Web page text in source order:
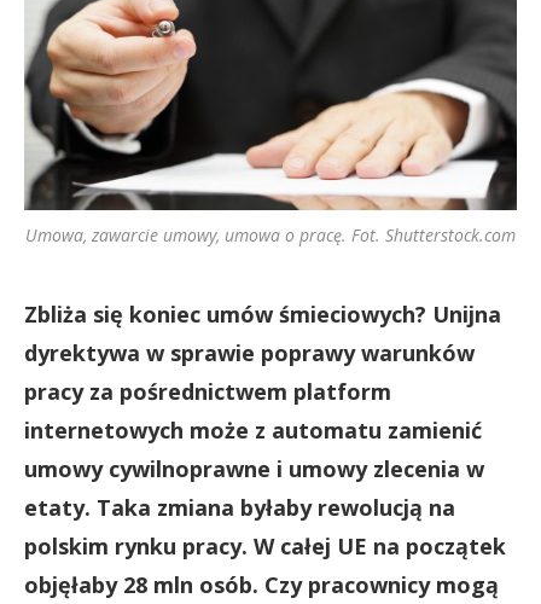
Umowa, zawarcie umowy, umowa o pracę. Fot. Shutterstock.com
Zbliża się koniec umów śmieciowych? Unijna
dyrektywa w sprawie poprawy warunków
pracy za pośrednictwem platform
internetowych może z automatu zamienić
umowy cywilnoprawne i umowy zlecenia w
etaty. Taka zmiana byłaby rewolucją na
polskim rynku pracy. W całej UE na początek
objęłaby 28 mln osób. Czy pracownicy mogą